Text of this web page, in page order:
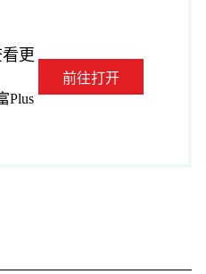
更
Plus
前往打开